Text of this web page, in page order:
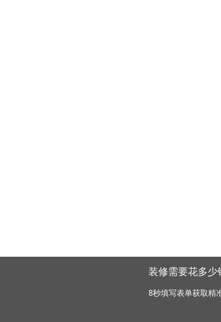
装修需要花多少
8秒填写表单获取精